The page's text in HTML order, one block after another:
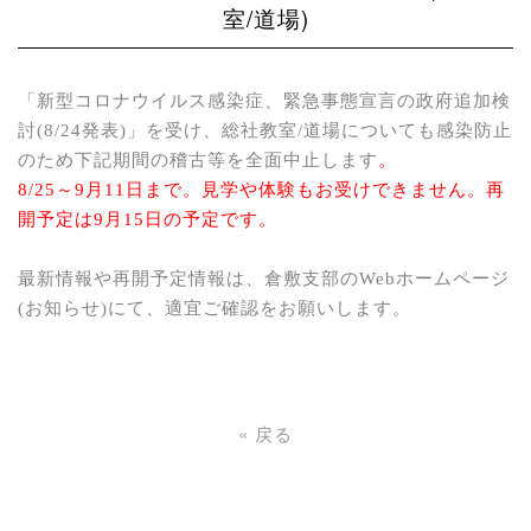
室/道場)
「新型コロナウイルス感染症、緊急事態宣言の政府追加検
討(8/24発表)」を受け、総社教室/道場についても感染防止
のため下記期間の稽古等を全面中止します 。
8/25～9月11日まで。
見学や体験もお受けできません。 再
開予定は9月15日の予定です。
最新情報や再開予定情報は、倉敷支部のWebホームページ
(お知らせ)にて、適宜ご確認をお願いします。
« 戻る